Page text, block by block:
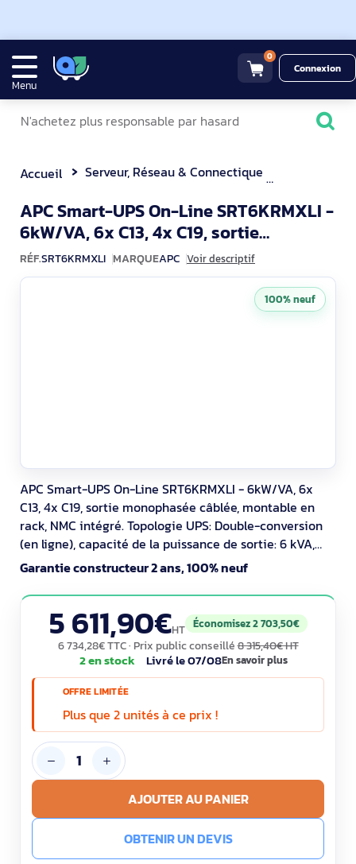
Menu
0
Connexion
Accueil Serveur, Réseau & Connectique
APC Smart-UPS On-Line SRT6KRMXLI -
6kW/VA, 6x C13, 4x C19, sortie
monophasée câblée, montable en rac
RÉF.SRT6KRMXLI MARQUEAPC Voir descriptif
APC Smart-UPS On-Line SRT6KRMXLI - 6kW/VA, 6x
C13, 4x C19, sortie monophasée câblée, montable en
rack, NMC intégré. Topologie UPS: Double-conversion
(en ligne), capacité de la puissance de sortie: 6 kVA,
Puissance de sortie: 6000 W. Types de sortie AC:
Coupleur C13, Coupleur C19, Prise mâle: Hardwire,
Nombre de prises en sortie: 10 sortie(s) CA. Technologie
batterie: Sealed Lead Acid (VRLA),
Garantie constructeur 2 ans, 100% neuf
5 611,90€HT Économisez 2 703,50€
6 734,28€ TTC· Prix public conseillé8 315,40€ HT
2 en stock Livré le 07/08En savoir plus
OFFRE LIMITÉE
Plus que 2 unités à ce prix !
AJOUTER AU PANIER
OBTENIR UN DEVIS
100% neuf